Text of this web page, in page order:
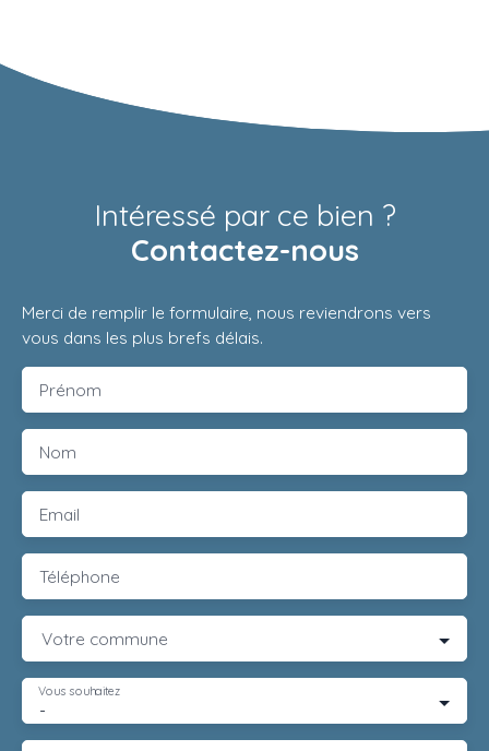
Intéressé par ce bien ?
Contactez-nous
Merci de remplir le formulaire, nous reviendrons vers
vous dans les plus brefs délais.
Prénom
Nom
Email
Téléphone
Votre commune
-
Vous souhaitez